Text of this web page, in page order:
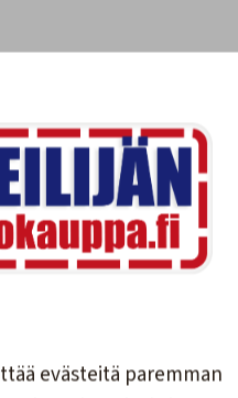
Viimeksi katsotut
evästeitä paremman